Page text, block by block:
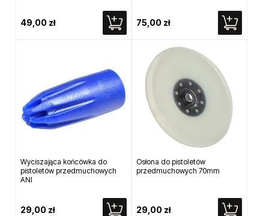
49,00 zł 75,00 zł
Wyciszająca końcówka do
pistoletów przedmuchowych
ANI
29,00 zł
Osłona do pistoletów
przedmuchowych 70mm
29,00 zł